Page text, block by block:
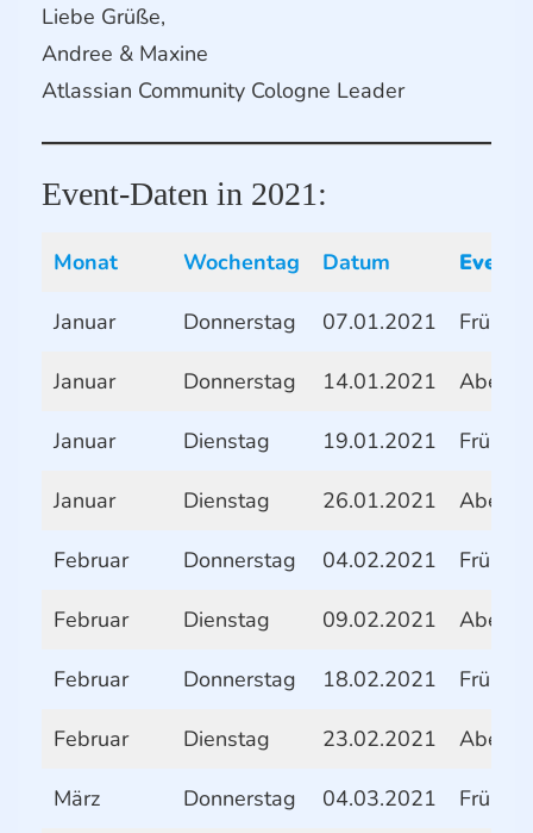
Liebe Grüße,
Andree & Maxine
Atlassian Community Cologne Leader
Event-Daten in 2021:
Monat Wochentag Datum
Januar Donnerstag 07.01.2021
Januar Donnerstag 14.01.2021 Abend
Januar Dienstag 19.01.2021
Januar Dienstag 26.01.2021 Abend
Februar Donnerstag 04.02.2021
Februar Dienstag 09.02.2021 Abend
Februar Donnerstag 18.02.2021
Februar Dienstag 23.02.2021 Abend
März Donnerstag 04.03.2021